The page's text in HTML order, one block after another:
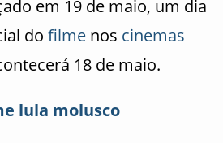
em 19 de maio, um dia
do filmenos cinemas
18 de maio.
lula molusco